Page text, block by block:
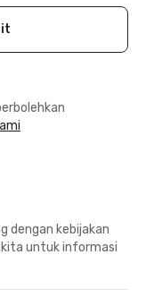
dengan kebijakan
untuk informasi